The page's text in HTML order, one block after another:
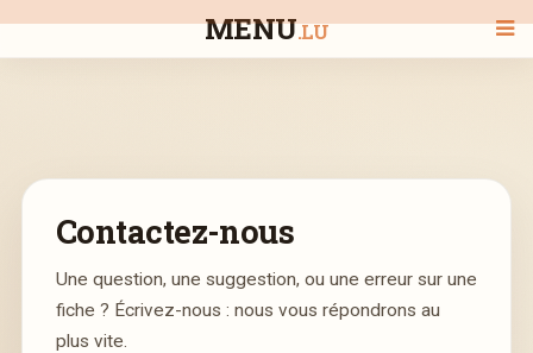
MENU.LU
TOUS LES RESTAURANTS
RECHERCHER UN RESTAURANT
Contactez-nous
Une question, une suggestion, ou une erreur sur une
fiche ? Écrivez-nous : nous vous répondrons au
plus vite.